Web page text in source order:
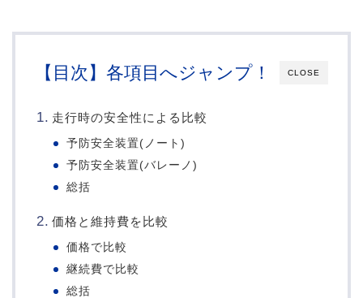
CLOSE
【目次】各項目へジャンプ！
走行時の安全性による比較
予防安全装置(ノート)
予防安全装置(バレーノ)
総括
価格と維持費を比較
価格で比較
継続費で比較
総括